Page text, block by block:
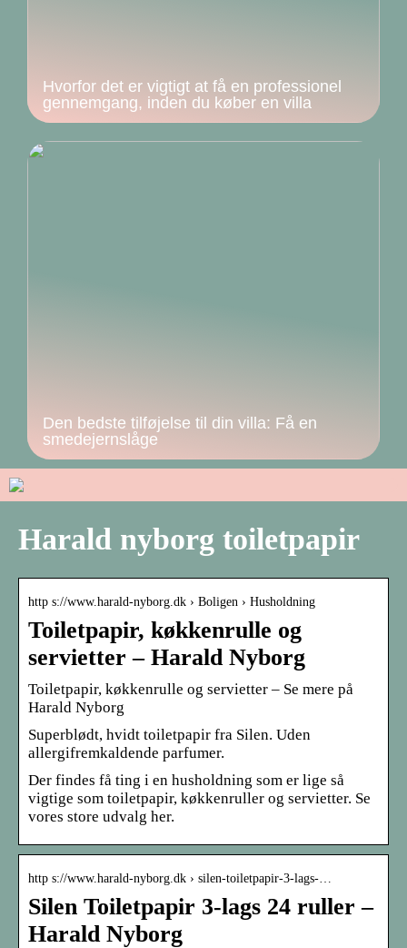
Hvorfor det er vigtigt at få en professionel
gennemgang, inden du køber en villa
Den bedste tilføjelse til din villa: Få en
smedejernslåge
Harald nyborg toiletpapir
http s://www.harald-nyborg.dk › Boligen › Husholdning
Toiletpapir, køkkenrulle og
servietter – Harald Nyborg
Toiletpapir, køkkenrulle og servietter – Se mere på
Harald Nyborg
Superblødt, hvidt toiletpapir fra Silen. Uden
allergifremkaldende parfumer.
Der findes få ting i en husholdning som er lige så
vigtige som toiletpapir, køkkenruller og servietter. Se
vores store udvalg her.
http s://www.harald-nyborg.dk › silen-toiletpapir-3-lags-…
Silen Toiletpapir 3-lags 24 ruller –
Harald Nyborg